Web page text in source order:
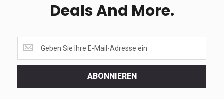
Deals And More.
the
latest
ABONNIEREN